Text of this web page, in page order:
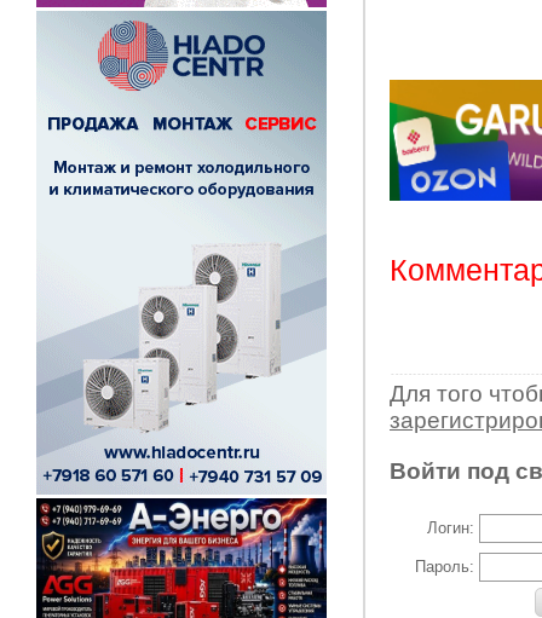
Для того
Войти под
Логин:
Пароль: